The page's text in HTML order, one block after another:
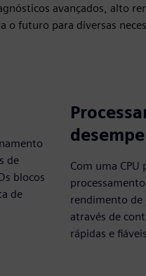
avançados, alto
futuro para diversas
de
blocos
de
Com uma
rendimento de
através de
rápidas e